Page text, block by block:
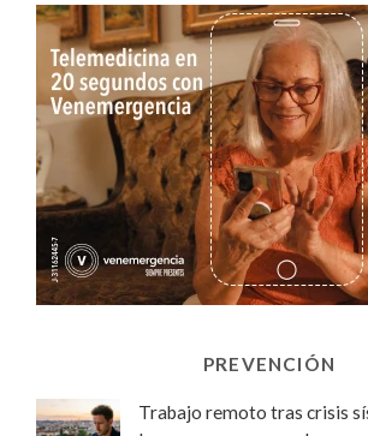
PREVENCIÓN
Trabajo remoto tras crisis